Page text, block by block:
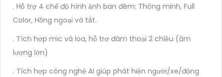
. Hỗ trợ 4 chế độ hình ảnh ban đêm: Thông minh, Full
Color, Hồng ngoại và tắt.
. Tích hợp mic và loa, hỗ trợ đàm thoại 2 chiều (âm
lượng lớn)
. Tích hợp công nghệ AI giúp phát hiện người/xe/động